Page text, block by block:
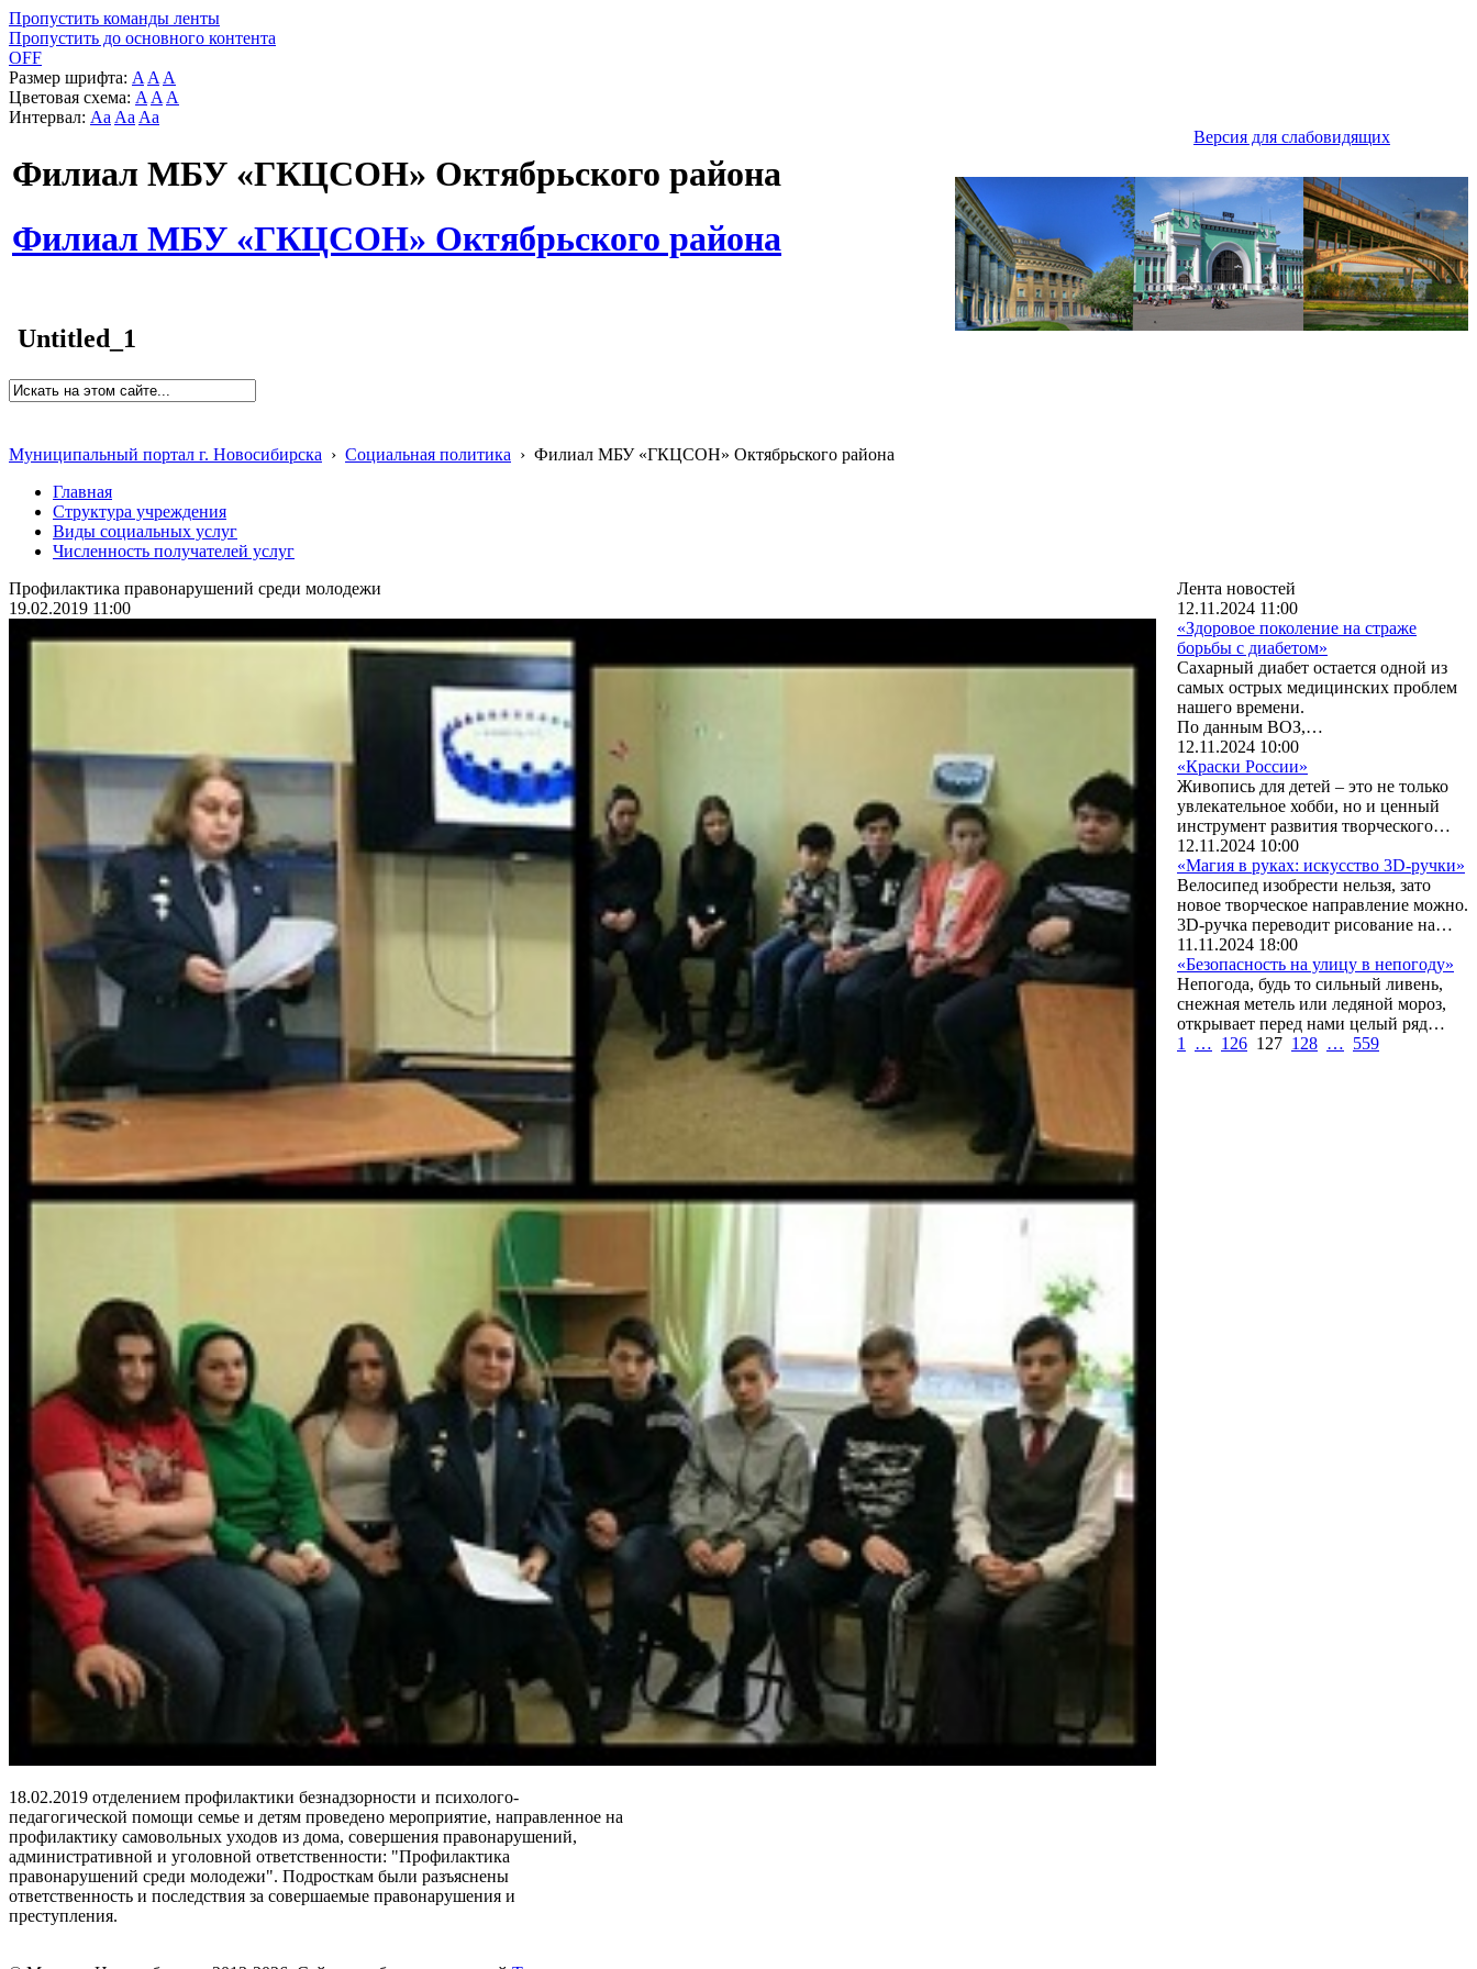
Пропустить команды ленты
Пропустить до основного контента
OFF
Размер шрифта: A A A
Цветовая схема: A A A
Интервал: Aa Aa Aa
Версия для слабовидящих
Филиал МБУ «ГКЦСОН» Октябрьского района
Филиал МБУ «ГКЦСОН» Октябрьского района
Untitled_1
Муниципальный портал г. Новосибирска › Социальная политика › Филиал МБУ «ГКЦСОН» Октябрьского района
Главная
Структура учреждения
Виды социальных услуг
Численность получателей услуг
Профилактика правонарушений среди молодежи
19.02.2019 11:00
18.02.2019 отделением профилактики безнадзорности и психолого-
педагогической помощи семье и детям проведено мероприятие, направленное на
профилактику самовольных уходов из дома, совершения правонарушений,
административной и уголовной ответственности: "Профилактика
правонарушений среди молодежи". Подросткам были разъяснены
ответственность и последствия за совершаемые правонарушения и
преступления.
Лента новостей
12.11.2024 11:00
«Здоровое поколение на страже
борьбы с диабетом»
Сахарный диабет остается одной из
самых острых медицинских проблем
нашего времени.
По данным ВОЗ,…
12.11.2024 10:00
«Краски России»
Живопись для детей – это не только
увлекательное хобби, но и ценный
инструмент развития творческого…
12.11.2024 10:00
«Магия в руках: искусство 3D-ручки»
Велосипед изобрести нельзя, зато
новое творческое направление можно.
3D-ручка переводит рисование на…
11.11.2024 18:00
«Безопасность на улицу в непогоду»
Непогода, будь то сильный ливень,
снежная метель или ледяной мороз,
открывает перед нами целый ряд…
1
… 126 127 128 … 559